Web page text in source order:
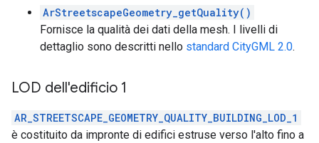
ArStreetscapeGeometry_getQuality()
Fornisce la qualità dei dati della mesh. I livelli di
dettaglio sono descritti nello standard CityGML 2.0.
LOD dell'edificio 1
AR_STREETSCAPE_GEOMETRY_QUALITY_BUILDING_LOD_1
è costituito da impronte di edifici estruse verso l'alto fino a